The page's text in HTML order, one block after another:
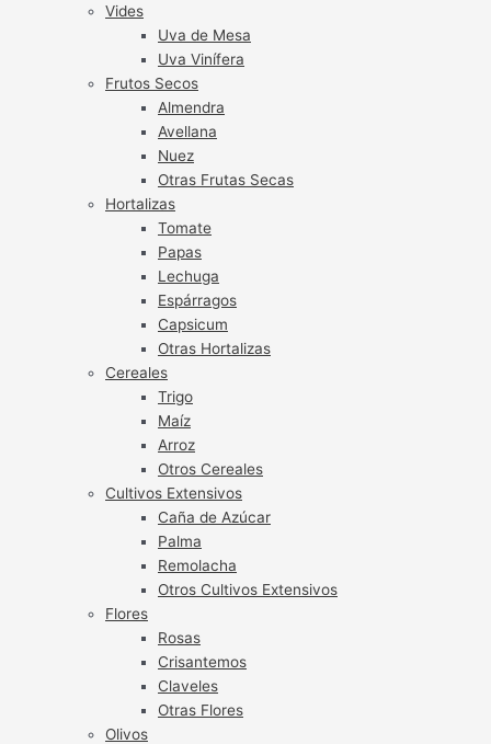
Vides
Uva de Mesa
Uva Vinífera
Frutos Secos
Almendra
Avellana
Nuez
Otras Frutas Secas
Hortalizas
Tomate
Papas
Lechuga
Espárragos
Capsicum
Otras Hortalizas
Cereales
Trigo
Maíz
Arroz
Otros Cereales
Cultivos Extensivos
Caña de Azúcar
Palma
Remolacha
Otros Cultivos Extensivos
Flores
Rosas
Crisantemos
Claveles
Otras Flores
Olivos